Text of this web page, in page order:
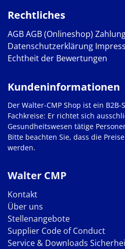
Rechtliches
AGBAGB (Onlineshop)
Datenschutzerklärung
Echtheit der Bewertungen
Walter CMP
Kontakt
Über uns
Stellenangebote
Supplier Code of Conduct
Service & Downloads
Kundeninformationen
Der Walter-CMP Shop ist ein
Fachkreise: Er richtet sich
Gesundheitswesen tätige
Bitte beachten Sie, dass die
werden.